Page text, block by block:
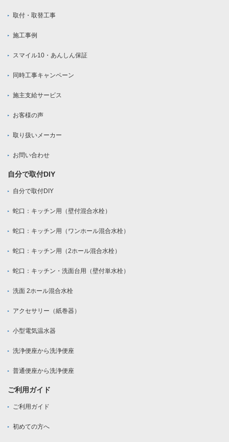
取付・取替工事
施工事例
スマイル10・あんしん保証
同時工事キャンペーン
施主支給サービス
お客様の声
取り扱いメーカー
お問い合わせ
自分で取付DIY
自分で取付DIY
蛇口：キッチン用（壁付混合水栓）
蛇口：キッチン用（ワンホール混合水栓）
蛇口：キッチン用（2ホール混合水栓）
蛇口：キッチン・洗面台用（壁付単水栓）
洗面 2ホール混合水栓
アクセサリー（紙巻器）
小型電気温水器
洗浄便座から洗浄便座
普通便座から洗浄便座
ご利用ガイド
ご利用ガイド
初めての方へ